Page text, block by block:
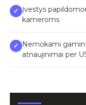
✓
Įvestys
kameroms
✓
Nemokami
atnaujinimai per